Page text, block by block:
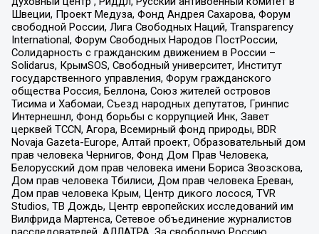
Швеции, Проект Медуза, Фонд Андрея Сахарова, Форум
свободной России, Лига Свободных Наций, Transparеncy
International, Форум Свободных Народов ПостРоссии,
Солидарность с гражданским движением в России –
Solidarus, КрымSOS, Свободный университет, Институт
государственного управления, Форум гражданского
общества Россия, Беллона, Союз жителей островов
Тисима и Хабомаи, Съезд народных депутатов, Гринпис
Интернешнл, Фонд борьбы с коррупцией Инк, Завет
церквей TCCN, Агора, Всемирный фонд природы, BDR
Novaja Gazeta-Europe, Алтай проект, Образовательный дом
прав человека Чернигов, Фонд Дом Прав Человека,
Белорусский дом прав человека имени Бориса Звозскова,
Дом прав человека Тбилиси, Дом прав человека Ереван,
Дом прав человека Крым, Центр дикого лосося, TVR
Studios, ТВ Дождь, Центр европейских исследований им
Вилфрида Мартенса, Сетевое объединение журналистов